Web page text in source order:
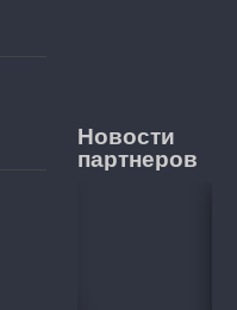
Новости
партнеров